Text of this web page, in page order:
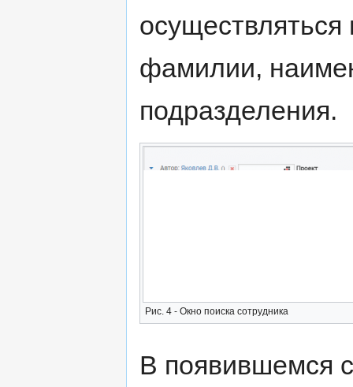
фамилии,
подразделения.
Рис. 4 - Окно поиска сотрудника
В появившемся